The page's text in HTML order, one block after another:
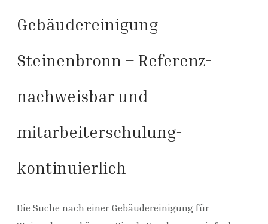
Gebäudereinigung
Steinenbronn – Referenz-
nachweisbar und
mitarbeiterschulung-
kontinuierlich
Die Suche nach einer Gebäudereinigung für